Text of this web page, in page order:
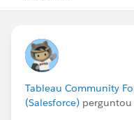
Tableau Community
(Salesforce) perguntou